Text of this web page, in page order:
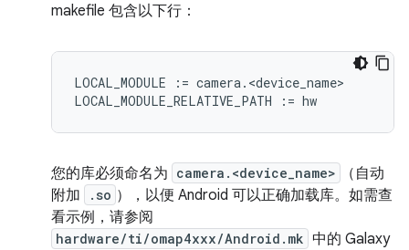
makefile 包含以下行：
LOCAL_MODULE := camera.<device_name>
您的库必须命名为 camera.<device_name>
（自动
附加
.so ），以便 Android 可以正确加载库。如需查
看示例，请参阅
hardware/ti/omap4xxx/Android.mk 中的 Galaxy